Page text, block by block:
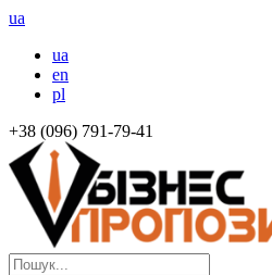
ua
ua
en
pl
+38 (096) 791-79-41